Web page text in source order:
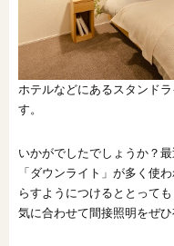
ホテルなどにあるスタンド
す。
いかがでしたでしょうか？
「ダウンライト」が多く使
らすようにつけるととって
気に合わせて間接照明をぜ